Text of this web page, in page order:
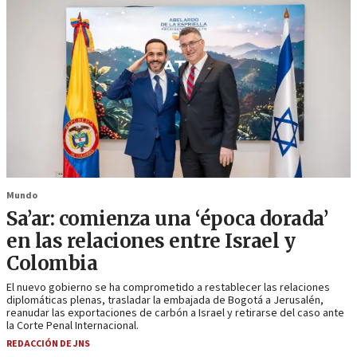
Mundo
Sa’ar: comienza una ‘época dorada’
en las relaciones entre Israel y
Colombia
El nuevo gobierno se ha comprometido a restablecer las relaciones
diplomáticas plenas, trasladar la embajada de Bogotá a Jerusalén,
reanudar las exportaciones de carbón a Israel y retirarse del caso ante
la Corte Penal Internacional.
REDACCIÓN DE JNS